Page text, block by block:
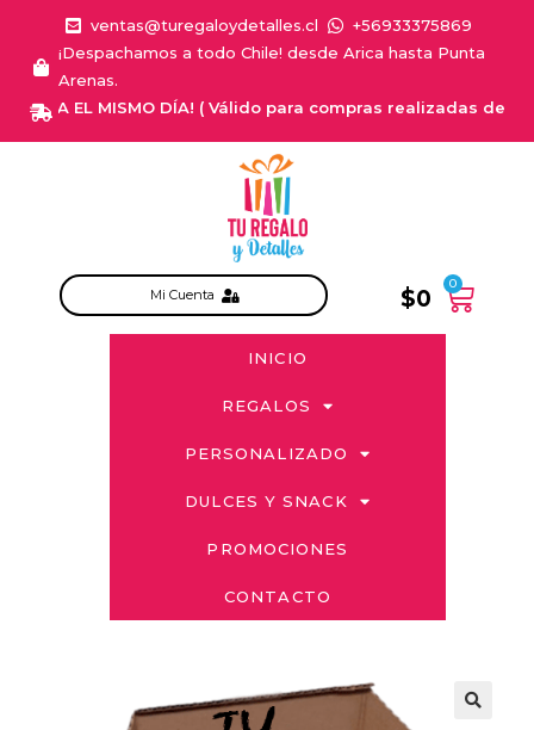
ventas@turegaloydetalles.cl
+56933375869
¡Despachamos a todo Chile! desde Arica hasta Punta
Arenas.
EL MISMO DÍA! ( Válido para compras realizadas de
Mi Cuenta $0
0
INICIO
REGALOS
PERSONALIZADO
DULCES Y SNACK
PROMOCIONES
CONTACTO